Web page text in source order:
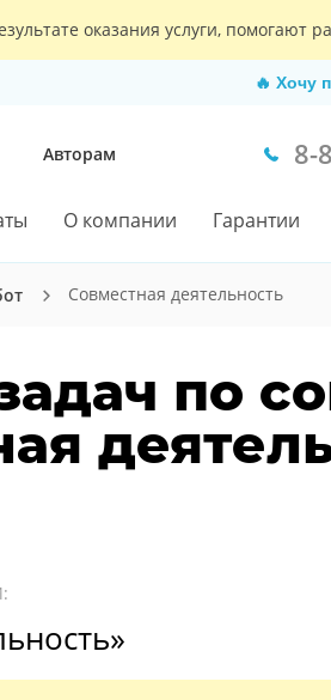
оказания услуги,
🔥 Хочу
Авторам 8-
О компании Гарантии
Совместная деятельность
по